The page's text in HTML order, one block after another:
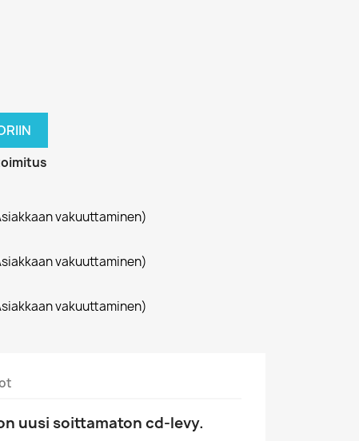
vakuuttaminen)
vakuuttaminen)
vakuuttaminen)
uusi soittamaton cd-levy.